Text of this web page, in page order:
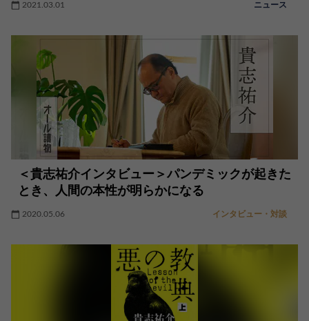
2021.03.01 ニュース
＜貴志祐介インタビュー＞パンデミックが起きた
とき、人間の本性が明らかになる
2020.05.06 インタビュー・対談